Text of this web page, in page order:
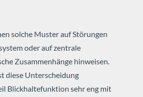
solche Muster auf Störungen
oder auf zentrale
Zusammenhänge hinweisen.
diese Unterscheidung
Blickhaltefunktion sehr eng mit